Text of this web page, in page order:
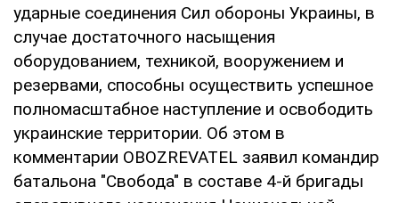
ударные соединения Сил обороны Украины, в
случае достаточного насыщения
оборудованием, техникой, вооружением и
резервами, способны осуществить успешное
полномасштабное наступление и освободить
украинские территории. Об этом в
комментарии OBOZREVATEL заявил командир
батальона "Свобода" в составе 4-й бригады